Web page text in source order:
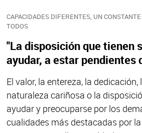
CAPACIDADES DIFERENTES, UN
TODOS
"La disposición que tienen
ayudar, a estar pendientes
El valor, la entereza, la
naturaleza cariñosa o la
ayudar y preocuparse por los
cualidades más destacadas por